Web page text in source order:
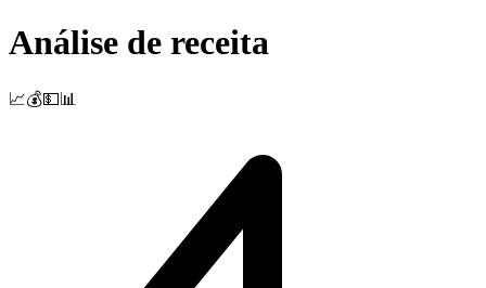
Análise de receita
📈💰💵📊